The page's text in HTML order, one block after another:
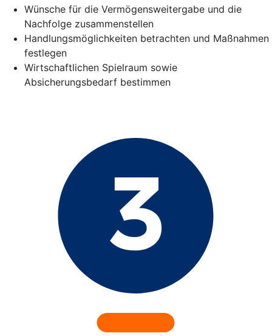
Wünsche für die Vermögensweitergabe und die
Nachfolge zusammenstellen
Handlungsmöglichkeiten betrachten und Maßnahmen
festlegen
Wirtschaftlichen Spielraum sowie
Absicherungsbedarf bestimmen